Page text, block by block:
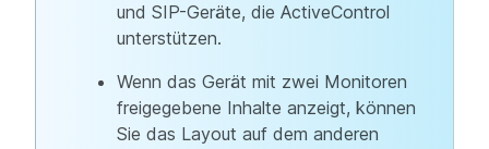
und SIP-Geräte, die ActiveControl
unterstützen.
Wenn das Gerät mit zwei Monitoren
freigegebene Inhalte anzeigt, können
Sie das Layout auf dem anderen